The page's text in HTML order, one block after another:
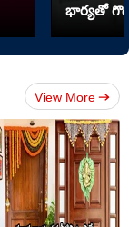
భార్యతో
View More